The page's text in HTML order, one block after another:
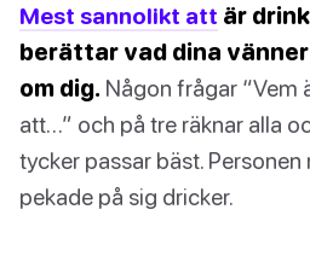
Mest sannolikt att är
berättar vad dina
om dig. Någon frågar “Vem
att…” och på tre räknar alla
tycker passar bäst.
pekade på sig dricker.